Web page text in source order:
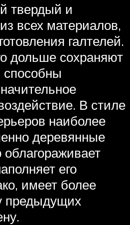
твердый и
всех материалов,
галтелей.
дольше сохраняют
В стиле
наиболее
деревянные
его
имеет более
предыдущих